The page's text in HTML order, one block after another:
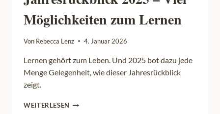
Möglichkeiten zum Lernen
Von Rebecca Lenz 4. Januar 2026
Lernen gehört zum Leben. Und 2025 bot dazu jede
Menge Gelegenheit, wie dieser Jahresrückblick
zeigt.
WEITERLESEN JAHRESRÜCKBLICK